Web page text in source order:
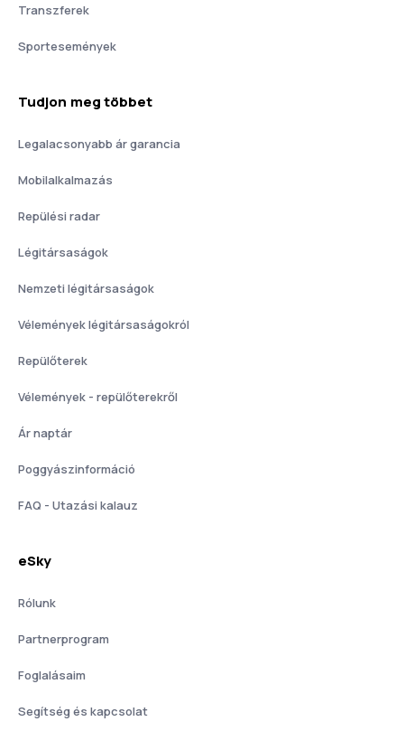
Transzferek
Sportesemények
Tudjon meg többet
Legalacsonyabb ár garancia
Mobilalkalmazás
Repülési radar
Légitársaságok
Nemzeti légitársaságok
Vélemények légitársaságokról
Repülőterek
Vélemények - repülőterekről
Ár naptár
Poggyászinformáció
FAQ - Utazási kalauz
eSky
Rólunk
Partnerprogram
Foglalásaim
Segítség és kapcsolat